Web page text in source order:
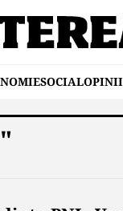
SOCIALOPINII